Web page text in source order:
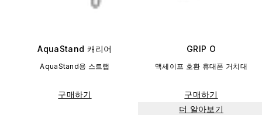
AquaStand 캐리어
AquaStand용 스트랩
구매하기
GRIP O
맥세이프 호환 휴대폰 거치대
구매하기
더 알아보기